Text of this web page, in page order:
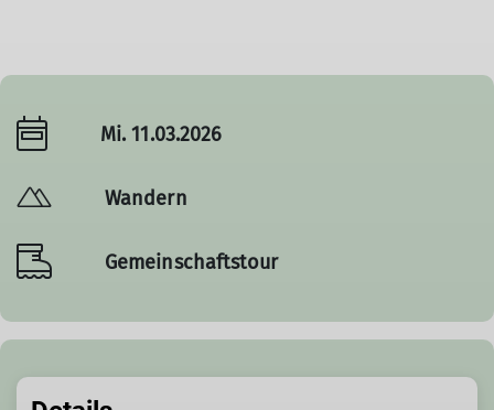
Mi. 11.03.2026
Wandern
Gemeinschaftstour